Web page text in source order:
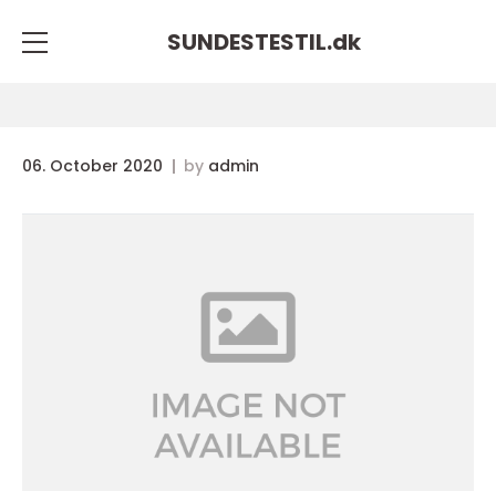
SUNDESTESTIL.dk
06. October 2020 by admin